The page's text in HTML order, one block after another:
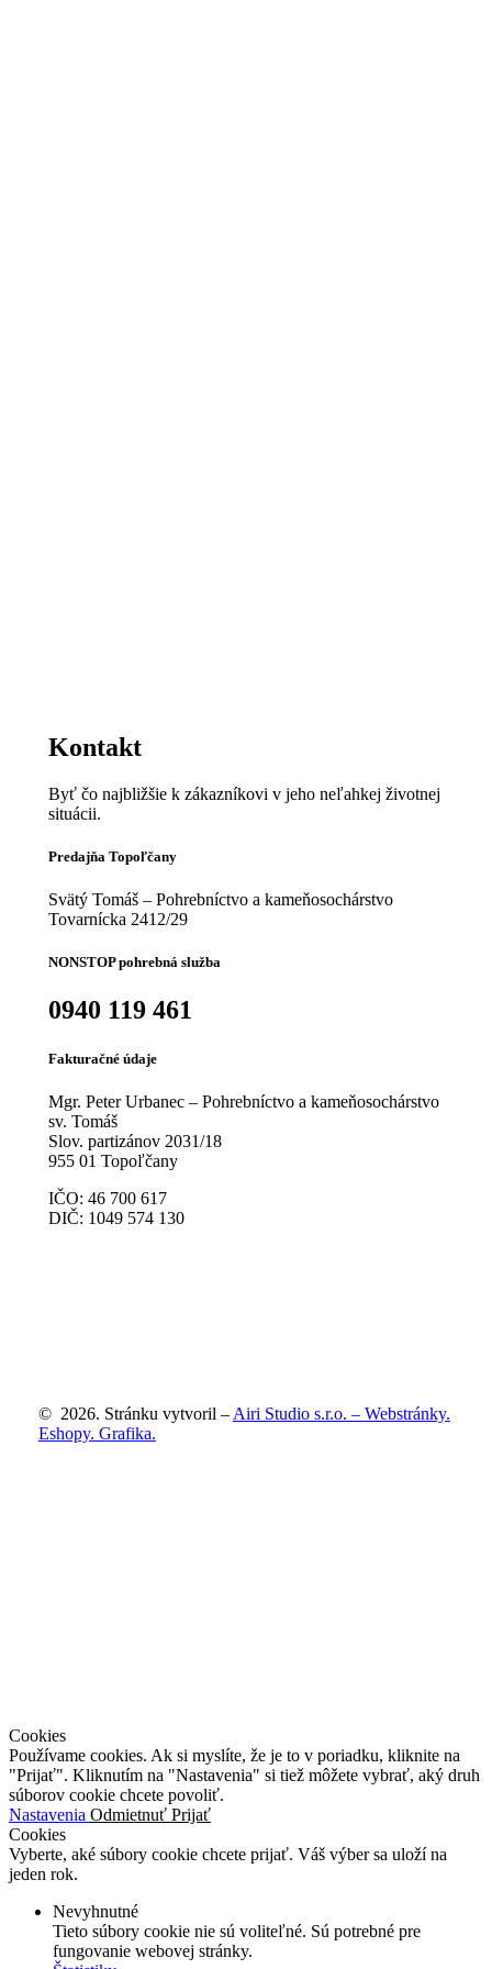
Kontakt
Byť čo najbližšie k zákazníkovi v jeho neľahkej životnej
situácii.
Predajňa Topoľčany
Svätý Tomáš – Pohrebníctvo a kameňosochárstvo
Tovarnícka 2412/29
NONSTOP pohrebná služba
0940 119 461
Fakturačné údaje
Mgr. Peter Urbanec – Pohrebníctvo a kameňosochárstvo
sv. Tomáš
Slov. partizánov 2031/18
955 01 Topoľčany
IČO: 46 700 617
DIČ: 1049 574 130
© 2026. Stránku vytvoril – Airi Studio s.r.o. – Webstránky.
Eshopy. Grafika.
Cookies
Používame cookies. Ak si myslíte, že je to v poriadku, kliknite na
"Prijať". Kliknutím na "Nastavenia" si tiež môžete vybrať, aký druh
súborov cookie chcete povoliť.
Nastavenia Odmietnuť Prijať
Cookies
Vyberte, aké súbory cookie chcete prijať. Váš výber sa uloží na
jeden rok.
Nevyhnutné
Tieto súbory cookie nie sú voliteľné. Sú potrebné pre
fungovanie webovej stránky.